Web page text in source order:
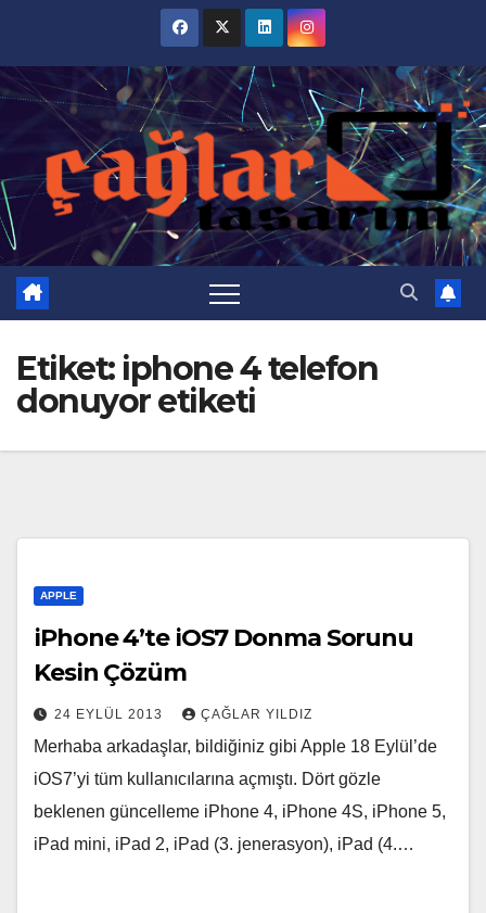
content
Etiket: iphone 4 telefon
donuyor etiketi
APPLE
iPhone 4’te iOS7 Donma Sorunu
Kesin Çözüm
24 EYLÜL 2013 ÇAĞLAR YILDIZ
Merhaba arkadaşlar, bildiğiniz gibi Apple 18 Eylül’de
iOS7’yi tüm kullanıcılarına açmıştı. Dört gözle
beklenen güncelleme iPhone 4, iPhone 4S, iPhone 5,
iPad mini, iPad 2, iPad (3. jenerasyon), iPad (4.…